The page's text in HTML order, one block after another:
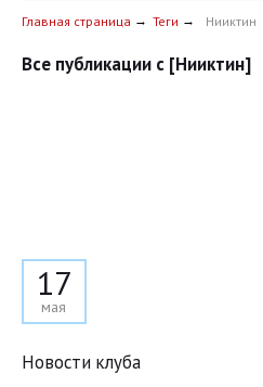
Главная страница Теги Нииктин
Все публикации с [Нииктин]
17
мая
Новости клуба